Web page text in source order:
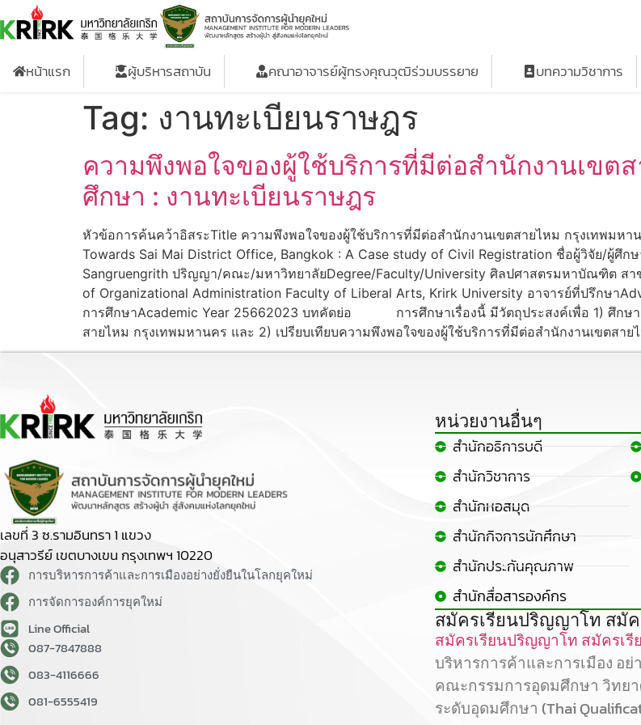
หน้าแรก ผู้บริหารสถาบัน คณาอาจารย์ผู้ทรงคุณวุฒิร่วมบรรยาย บทความวิชาการ
Tag: งานทะเบียนราษฎร
ความพึงพอใจของผู้ใช้บริการที่มีต่อสำนักงานเขต
ศึกษา : งานทะเบียนราษฎร
หัวข้อการค้นคว้าอิสระTitle ความพึงพอใจของผู้ใช้บริการที่มีต่อสำนักงานเขตสายไหม กรุงเทพมห
Towards Sai Mai District Office, Bangkok : A Case study of Civil Registration ชื่อผู้วิจัย/ผู้ศึก
Sangruengrith ปริญญา/คณะ/มหาวิทยาลัยDegree/Faculty/University ศิลปศาสตรมหาบัณฑิต สา
of Organizational Administration Faculty of Liberal Arts, Krirk University อาจารย์ที่ปรึกษา
การศึกษาAcademic Year 25662023 บทคัดย่อ การศึกษาเรื่องนี้ มีวัตถุประสงค์เพื่อ 1) ศึกษา
สายไหม กรุงเทพมหานคร และ 2) เปรียบเทียบความพึงพอใจของผู้ใช้บริการที่มีต่อสำนักงานเขตสา
เลขที่ 3 ซ.รามอินทรา 1 แขวง
อนุสาวรีย์ เขตบางเขน กรุงเทพฯ 10220
การบริหารการค้าและการเมืองอย่างยั่งยืนในโลกยุคใหม่
การจัดการองค์การยุคใหม่
Line Official
087-7847888
083-4116666
081-6555419
หน่วยงานอื่นๆ
สำนักอธิการบดี
สำนักวิชาการ
สำนักหอสมุด
สำนักกิจการนักศึกษา
สำนักประกันคุณภาพ
สำนักสื่อสารองค์กร
สมัครเรียนปริญญาโท สมั
สมัครเรียนปริญญาโท สมัครเ
บริหารการค้าและการเมือง อ
คณะกรรมการอุดมศึกษา วิทย
ระดับอุดมศึกษา (Thai